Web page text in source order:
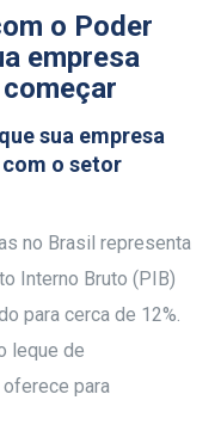
o Poder
empresa
sua empresa
o setor
no Brasil representa
Interno Bruto (PIB)
para cerca de 12%.
leque de
para